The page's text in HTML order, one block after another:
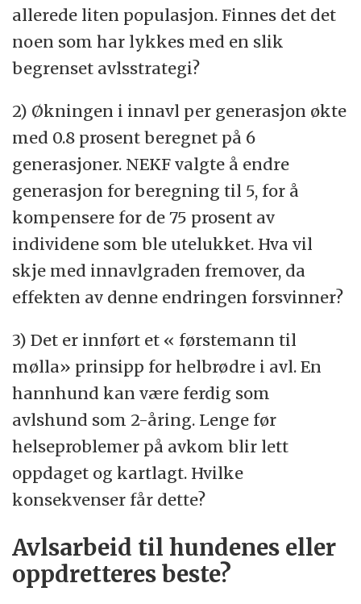
allerede liten populasjon. Finnes det det
noen som har lykkes med en slik
begrenset avlsstrategi?
2) Økningen i innavl per generasjon økte
med 0.8 prosent beregnet på 6
generasjoner. NEKF valgte å endre
generasjon for beregning til 5, for å
kompensere for de 75 prosent av
individene som ble utelukket. Hva vil
skje med innavlgraden fremover, da
effekten av denne endringen forsvinner?
3) Det er innført et « førstemann til
mølla» prinsipp for helbrødre i avl. En
hannhund kan være ferdig som
avlshund som 2-åring. Lenge før
helseproblemer på avkom blir lett
oppdaget og kartlagt. Hvilke
konsekvenser får dette?
Avlsarbeid til hundenes eller
oppdretteres beste?